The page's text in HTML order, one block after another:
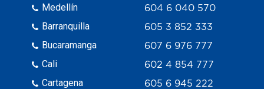
Medellín
Barranquilla
Bucaramanga
Cali
Cartagena
604 6 040 570
605 3 852 333
607 6 976 777
602 4 854 777
605 6 945 222